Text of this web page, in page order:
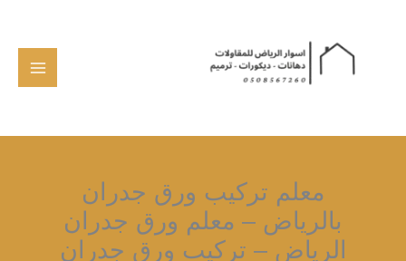
معلم تركيب ورق جدران
بالرياض – معلم ورق جدران
الرياض – تركيب ورق جدران